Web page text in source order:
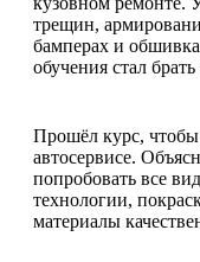
трещин,
бамперах и
обучения стал
Прошёл курс, чтобы
автосервисе.
попробовать все
технологии,
материалы